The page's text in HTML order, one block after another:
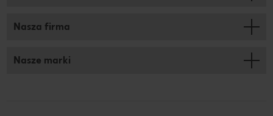
Nasza firma
Nasze marki